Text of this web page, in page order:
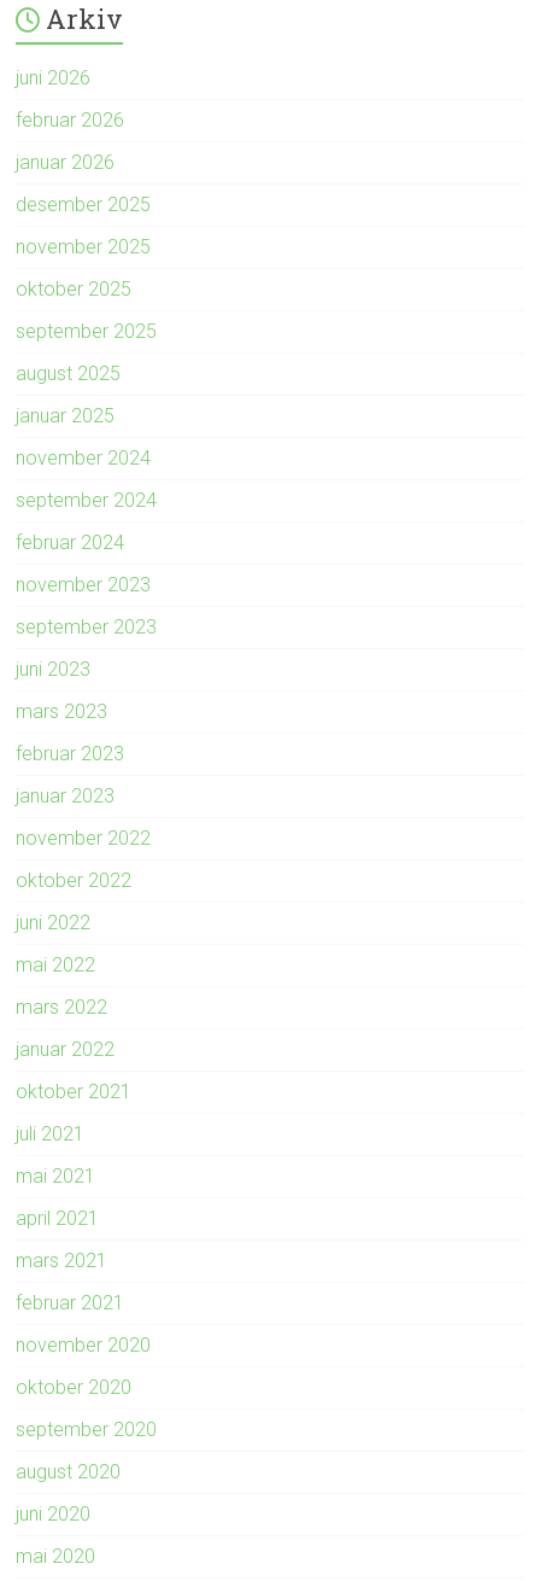
Arkiv
juni 2026
februar 2026
januar 2026
desember 2025
november 2025
oktober 2025
september 2025
august 2025
januar 2025
november 2024
september 2024
februar 2024
november 2023
september 2023
juni 2023
mars 2023
februar 2023
januar 2023
november 2022
oktober 2022
juni 2022
mai 2022
mars 2022
januar 2022
oktober 2021
juli 2021
mai 2021
april 2021
mars 2021
februar 2021
november 2020
oktober 2020
september 2020
august 2020
juni 2020
mai 2020